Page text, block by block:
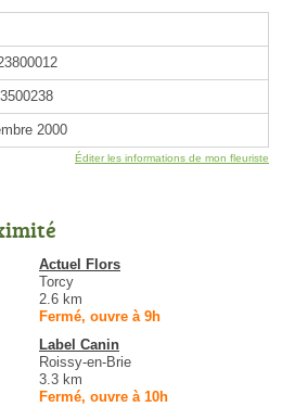
2000
Éditer les informations de mon fleuriste
Actuel Flors
Torcy
2.6 km
Fermé, ouvre à 9h
Label Canin
Roissy-en-Brie
3.3 km
Fermé, ouvre à 10h